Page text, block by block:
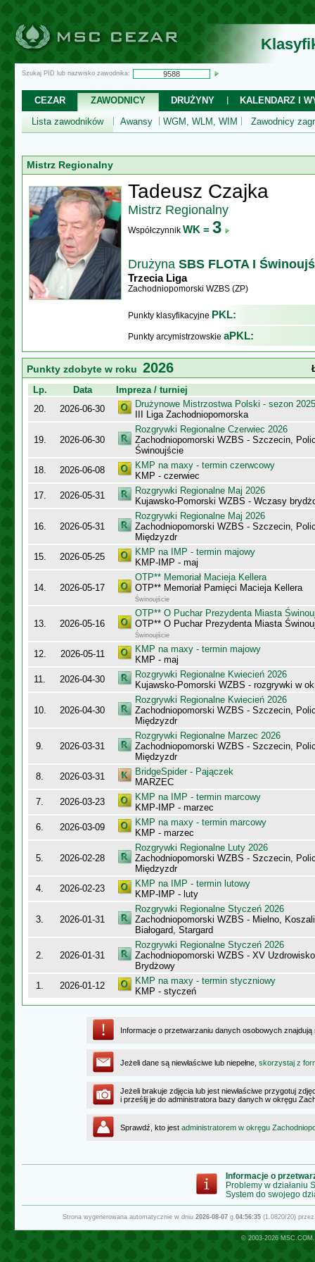
Szukaj PID lub nazwisko zawodnika:
CEZAR ZAWODNICY DRUŻYNY
KALENDARZ I
Lista zawodników
Awansy WGM, WLM, WIM Zawodnicy
Mistrz Regionalny
Tadeusz Czajka
Mistrz Regionalny
Współczynnik WK = 3
Drużyna SBS FLOTA I
Trzecia Liga
Zachodniopomorski WZBS (ZP)
Punkty klasyfikacyjne PKL:
Punkty arcymistrzowskie aPKL:
Punkty zdobyte w roku 2026
Lp.
Data
Impreza / turniej
20.
2026-06-30
Drużynowe Mistrzostwa Polski - sezon
III Liga Zachodniopomorska
19. 2026-06-30
Rozgrywki Regionalne Czerwiec 2026
Zachodniopomorski WZBS - Szczecin,
Świnoujście
18.
2026-06-08
KMP na maxy - termin czerwcowy
KMP - czerwiec
17.
2026-05-31
Rozgrywki Regionalne Maj 2026
Kujawsko-Pomorski WZBS - Wczasy
16. 2026-05-31
Rozgrywki Regionalne Maj 2026
Zachodniopomorski WZBS - Szczecin,
Międzyzdr
15.
2026-05-25
KMP na IMP - termin majowy
KMP-IMP - maj
14. 2026-05-17
OTP** Memoriał Macieja Kellera
OTP** Memoriał Pamięci Macieja Kellera
Świnoujście
13. 2026-05-16
OTP** O Puchar Prezydenta Miasta
OTP** O Puchar Prezydenta Miasta
Świnoujście
12. 2026-05-11
KMP na maxy - termin majowy
KMP - maj
11.
2026-04-30
Rozgrywki Regionalne Kwiecień 2026
Kujawsko-Pomorski WZBS - rozgrywki w
10. 2026-04-30
Rozgrywki Regionalne Kwiecień 2026
Zachodniopomorski WZBS - Szczecin,
Międzyzdr
9. 2026-03-31
Rozgrywki Regionalne Marzec 2026
Zachodniopomorski WZBS - Szczecin,
Międzyzdr
8.
2026-03-31
BridgeSpider - Pajączek
MARZEC
7.
2026-03-23
KMP na IMP - termin marcowy
KMP-IMP - marzec
6.
2026-03-09
KMP na maxy - termin marcowy
KMP - marzec
5. 2026-02-28
Rozgrywki Regionalne Luty 2026
Zachodniopomorski WZBS - Szczecin,
Międzyzdr
4.
2026-02-23
KMP na IMP - termin lutowy
KMP-IMP - luty
3. 2026-01-31
Rozgrywki Regionalne Styczeń 2026
Zachodniopomorski WZBS - Mielno,
Białogard, Stargard
2. 2026-01-31
Rozgrywki Regionalne Styczeń 2026
Zachodniopomorski WZBS - XV
Brydżowy
1.
2026-01-12
KMP na maxy - termin styczniowy
KMP - styczeń
Informacje o przetwarzaniu danych osobowych
Jeżeli dane są niewłaściwe lub niepełne, skorzystaj z
Jeżeli brakuje zdjęcia lub jest niewłaściwe przygotuj
i prześlij je do administratora bazy danych w okręgu
Sprawdź, kto jest administratorem w okręgu
Informacje o
Problemy w działaniu
System do swojego
Strona wygenerowana automatycznie w dniu 2026-08-07g.04:56:35(1.0820/20)
© 2003-2026